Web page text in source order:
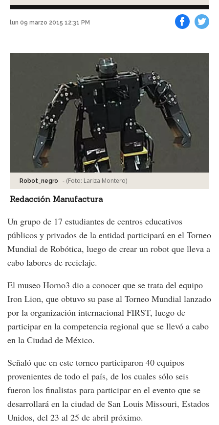
lun 09 marzo 2015 12:31 PM
Robot_negro - (Foto: Lariza Montero)
Redacción Manufactura
Un grupo de 17 estudiantes de centros educativos
públicos y privados de la entidad participará en el Torneo
Mundial de Robótica, luego de crear un robot que lleva a
cabo labores de reciclaje.
El museo Horno3 dio a conocer que se trata del equipo
Iron Lion, que obtuvo su pase al Torneo Mundial lanzado
por la organización internacional FIRST, luego de
participar en la competencia regional que se llevó a cabo
en la Ciudad de México.
Señaló que en este torneo participaron 40 equipos
provenientes de todo el país, de los cuales sólo seis
fueron los finalistas para participar en el evento que se
desarrollará en la ciudad de San Louis Missouri, Estados
Unidos, del 23 al 25 de abril próximo.